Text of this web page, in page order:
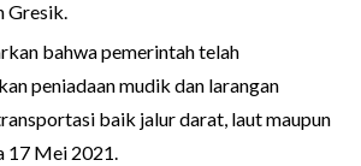
Gresik.
bahwa pemerintah telah
peniadaan mudik dan larangan
baik jalur darat, laut maupun
17 Mei 2021.